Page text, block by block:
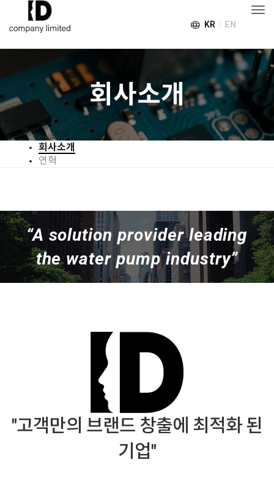
language KR EN
회사소개
회사소개
연혁
“A solution provider leading
the water pump industry”
"고객만의 브랜드 창출에 최적화 된
기업"